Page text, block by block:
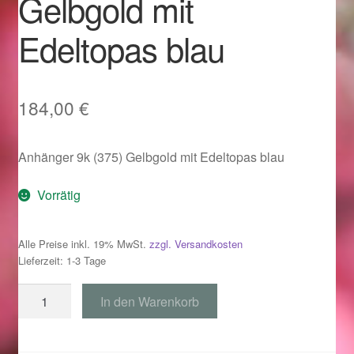
Im Gedenken an
Impressum
Karneval 2015 – Schmuck zu Fasching & Co.
Liefer- und Versandkosten
Magisches und Festliches zu Halloween
Edeltopas blau
184,00 €
Anhänger 9k (375) Gelbgold mit Edeltopas blau
Vorrätig
Alle Preise inkl. 19% MwSt. zzgl. Versandkosten
Lieferzeit: 1-3 Tage
(375)
In den Warenkorb